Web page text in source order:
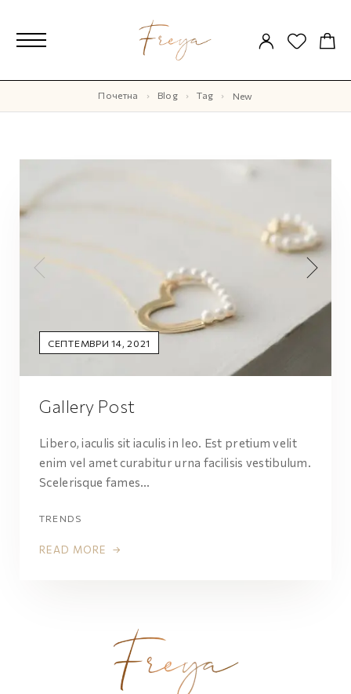
Почетна Blog Tag new
СЕПТЕМВРИ 14, 2021
Gallery Post
Libero, iaculis sit iaculis in leo. Est pretium velit
enim vel amet curabitur urna facilisis vestibulum.
Scelerisque fames…
TRENDS
READ MORE